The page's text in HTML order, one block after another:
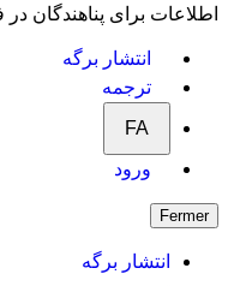
اطلاعات برای پناهندگان در
انتشار برگه
ترجمه
FA
ورود
Fermer
انتشار برگه